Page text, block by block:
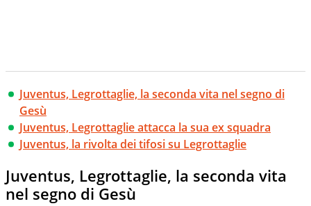
Juventus, Legrottaglie, la seconda vita nel segno di
Gesù
Juventus, Legrottaglie attacca la sua ex squadra
Juventus, la rivolta dei tifosi su Legrottaglie
Juventus, Legrottaglie, la seconda vita
nel segno di Gesù